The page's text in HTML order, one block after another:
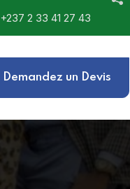
‎+237 2 33 41 27 43
Demandez un Devis